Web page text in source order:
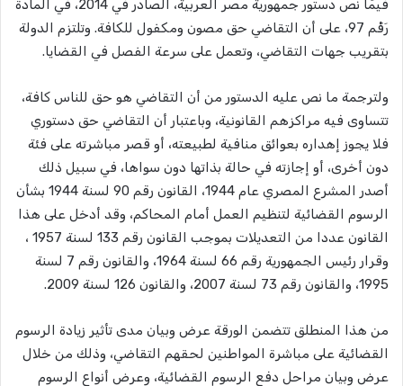
فيمَا نص دستور جمهورية مصر العربية، الصادر في 2014، في المادة
رَقْم 97، على أن التقاضي حق مصون ومكفول للكافة. وتلتزم الدولة
بتقريب جهات التقاضي، وتعمل على سرعة الفصل في القضايا.
ولترجمة ما نص عليه الدستور من أن التقاضي هو حق للناس كافة،
تتساوى فيه مراكزهم القانونية، وباعتبار أن التقاضي حق دستوري
فلا يجوز إهداره بعوائق منافية لطبيعته، أو قصر مباشرته على فئة
دون أخرى، أو إجازته في حالة بذاتها دون سواها، في سبيل ذلك
أصدر المشرع المصري عام 1944، القانون رقم 90 لسنة 1944 بشأن
الرسوم القضائية لتنظيم العمل أمام المحاكم، وقد أدخل على هذا
القانون عددا من التعديلات بموجب القانون رقم 133 لسنة 1957 ،
وقرار رئيس الجمهورية رقم 66 لسنة 1964، والقانون رقم 7 لسنة
1995، والقانون رقم 73 لسنة 2007، والقانون 126 لسنة 2009.
من هذا المنطلق تتضمن الورقة عرض وبيان مدى تأثير زيادة الرسوم
القضائية على مباشرة المواطنين لحقهم التقاضي، وذلك من خلال
عرض وبيان مراحل دفع الرسوم القضائية، وعرض أنواع الرسوم